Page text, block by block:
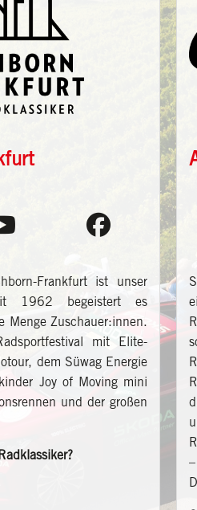
Frankfurt ist unser
1962 begeistert es
Menge Zuschauer:innen.
mit Elite-
dem Süwag Energie
Joy of Moving mini
und der großen